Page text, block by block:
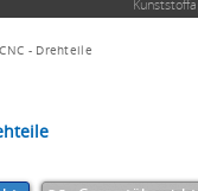
CNC - Drehteile